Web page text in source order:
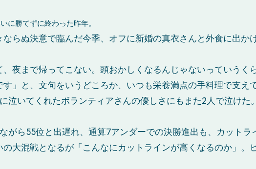
に勝てずに終わった昨年。
ならぬ決意で臨んだ今季、オフに新婚の真衣さんと外食に出か
夜まで帰ってこない。頭おかしくなるんじゃないっていうく
」と、文句をいうどころか、いつも栄養満点の手料理で支え
泣いてくれたボランティアさんの優しさにもまた2人で泣けた。
がら55位と出遅れ、通算7アンダーでの決勝進出も、カットラ
大混戦となるが「こんなにカットラインが高くなるのか」。